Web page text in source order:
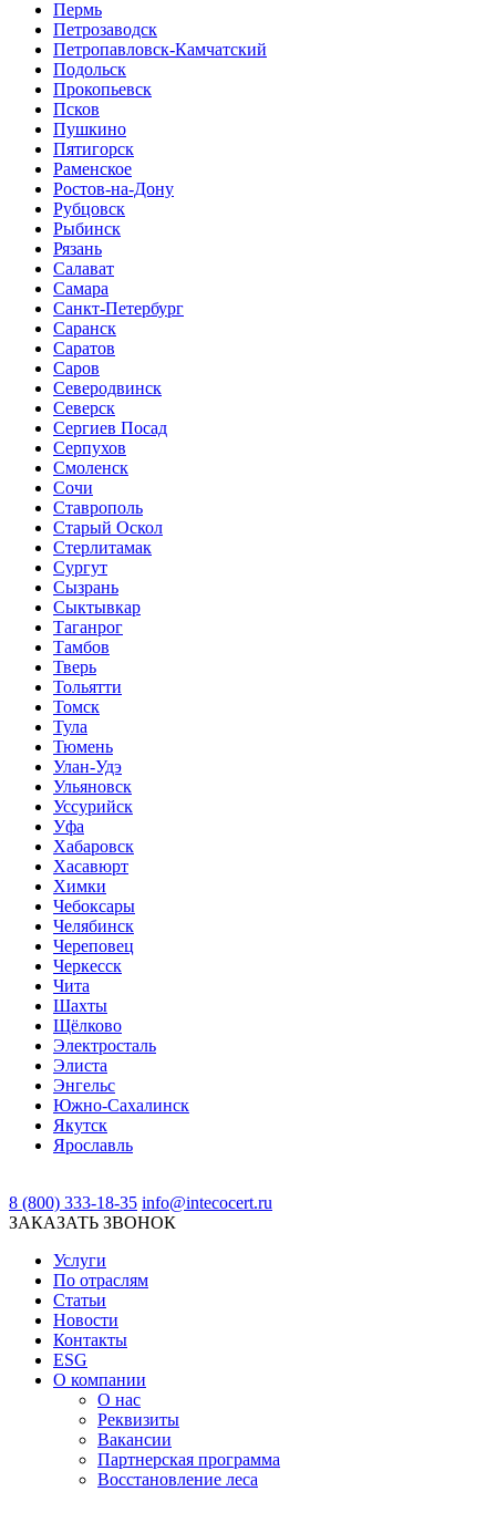
Пермь
Петрозаводск
Петропавловск-Камчатский
Подольск
Прокопьевск
Псков
Пушкино
Пятигорск
Раменское
Ростов-на-Дону
Рубцовск
Рыбинск
Рязань
Салават
Самара
Санкт-Петербург
Саранск
Саратов
Саров
Северодвинск
Северск
Сергиев Посад
Серпухов
Смоленск
Сочи
Ставрополь
Старый Оскол
Стерлитамак
Сургут
Сызрань
Сыктывкар
Таганрог
Тамбов
Тверь
Тольятти
Томск
Тула
Тюмень
Улан-Удэ
Ульяновск
Уссурийск
Уфа
Хабаровск
Хасавюрт
Химки
Чебоксары
Челябинск
Череповец
Черкесск
Чита
Шахты
Щёлково
Электросталь
Элиста
Энгельс
Южно-Сахалинск
Якутск
Ярославль
8 (800) 333-18-35 info@intecocert.ru
ЗАКАЗАТЬ ЗВОНОК
Услуги
По отраслям
Статьи
Новости
Контакты
ESG
О компании
О нас
Реквизиты
Вакансии
Партнерская программа
Восстановление леса